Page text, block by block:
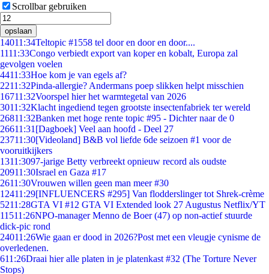
Scrollbar gebruiken
opslaan
14011:34Teltopic #1558 tel door en door en door....
1111:33Congo verbiedt export van koper en kobalt, Europa zal
gevolgen voelen
4411:33Hoe kom je van egels af?
2211:32Pinda-allergie? Andermans poep slikken helpt misschien
16711:32Voorspel hier het warmtegetal van 2026
3011:32Klacht ingediend tegen grootste insectenfabriek ter wereld
26811:32Banken met hoge rente topic #95 - Dichter naar de 0
26611:31 [Dagboek] Veel aan hoofd - Deel 27
23711:30[Videoland] B&B vol liefde 6de seizoen #1 voor de
vooruitkijkers
1311:3097-jarige Betty verbreekt opnieuw record als oudste
20911:30Israel en Gaza #17
2611:30Vrouwen willen geen man meer #30
12411:29[INFLUENCERS #295] Van flodderslinger tot Shrek-crème
5211:28GTA VI #12 GTA VI Extended look 27 Augustus Netflix/YT
11511:26NPO-manager Menno de Boer (47) op non-actief stuurde
dick-pic rond
24011:26Wie gaan er dood in 2026?Post met een vleugje cynisme de
overledenen.
611:26Draai hier alle platen in je platenkast #32 (The Torture Never
Stops)